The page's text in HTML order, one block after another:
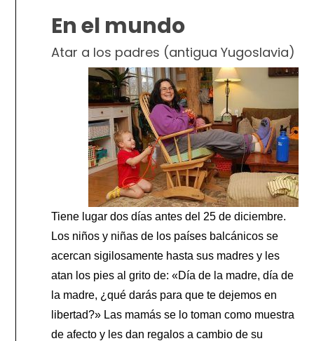
En el mundo
Atar a los padres (antigua Yugoslavia)
Tiene lugar dos días antes del 25 de diciembre.
Los niños y niñas de los países balcánicos se
acercan sigilosamente hasta sus madres y les
atan los pies al grito de: «Día de la madre, día de
la madre, ¿qué darás para que te dejemos en
libertad?» Las mamás se lo toman como muestra
de afecto y les dan regalos a cambio de su